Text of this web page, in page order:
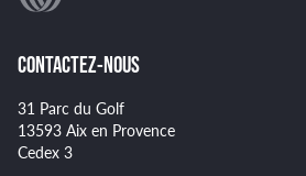
CONTACTEZ-NOUS
31 Parc du Golf
13593 Aix en Provence
Cedex 3